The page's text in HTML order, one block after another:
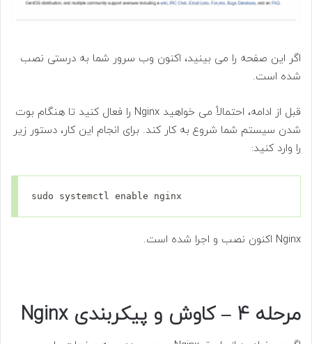
اگر این صفحه را می بینید، اکنون وب سرور شما به درستی نصب
شده است.
قبل از ادامه، احتمالاً می خواهید Nginx را فعال کنید تا هنگام بوت
شدن سیستم شما شروع به کار کند. برای انجام این کار، دستور زیر
را وارد کنید:
sudo systemctl enable nginx
Nginx اکنون نصب و اجرا شده است.
مرحله 4 – کاوش و پیکربندی Nginx